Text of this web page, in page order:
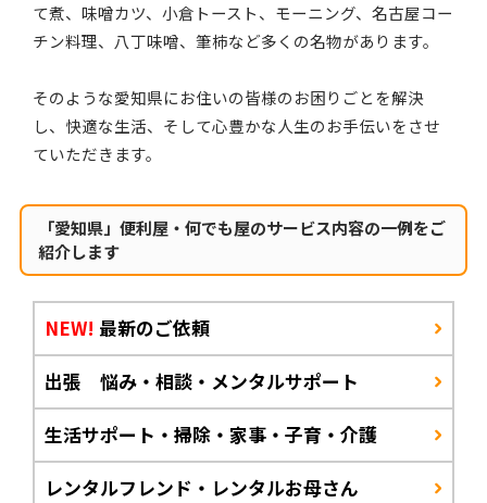
て煮、味噌カツ、小倉トースト、モーニング、名古屋コー
チン料理、八丁味噌、筆柿など多くの名物があります。
そのような愛知県にお住いの皆様のお困りごとを解決
し、快適な生活、そして心豊かな人生のお手伝いをさせ
ていただきます。
「愛知県」便利屋・何でも屋のサービス内容の一例をご
紹介します
NEW! 最新のご依頼
出張 悩み・相談・メンタルサポート
生活サポート・掃除・家事・子育・介護
レンタルフレンド・レンタルお母さん